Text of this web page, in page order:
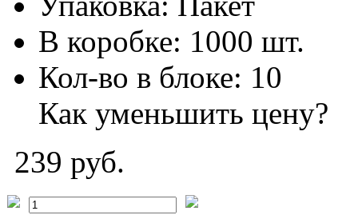
В коробке: 1000 шт.
Кол-во в блоке: 10
Как уменьшить цену?
239 руб.